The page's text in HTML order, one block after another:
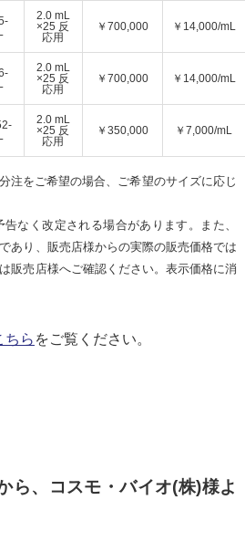
2.0 mL
×25 反
応用
￥ 700,000 ￥ 14,000/mL
2.0 mL
×25 反
応用
￥ 700,000 ￥ 14,000/mL
2.0 mL
×25 反
応用
￥ 350,000 ￥7,000/mL
注をご希望の場合、ご希望のサイズに応じ
なく改定される場合があります。また、
あり、販売店様からの実際の販売価格では
販売店様へご確認ください。表示価格に消
ちら をご覧ください。
ら、コスモ・バイオ(株)様よ